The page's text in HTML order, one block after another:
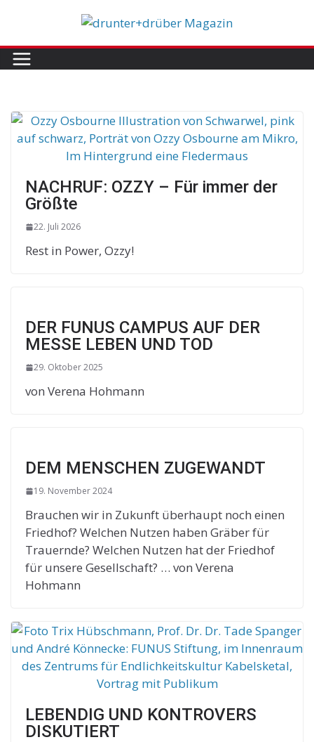
content
NACHRUF: OZZY – Für immer der
Größte
22. Juli 2026
Rest in Power, Ozzy!
DER FUNUS CAMPUS AUF DER
MESSE LEBEN UND TOD
29. Oktober 2025
von Verena Hohmann
DEM MENSCHEN ZUGEWANDT
19. November 2024
Brauchen wir in Zukunft überhaupt noch einen
Friedhof? Welchen Nutzen haben Gräber für
Trauernde? Welchen Nutzen hat der Friedhof
für unsere Gesellschaft? … von Verena
Hohmann
LEBENDIG UND KONTROVERS
DISKUTIERT